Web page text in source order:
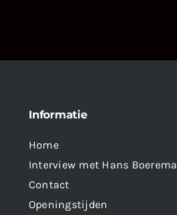
Informatie
Home
Interview met Hans Boerema
Contact
Openingstijden